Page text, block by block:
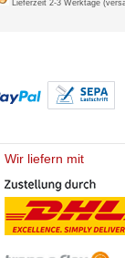
Lieferzeit 2-3 Werktage
Wir liefern mit